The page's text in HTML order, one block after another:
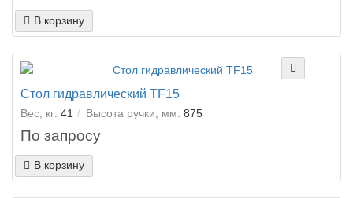
В корзину
Стол гидравлический TF15
Вес, кг: 41 Высота ручки, мм: 875
По запросу
В корзину